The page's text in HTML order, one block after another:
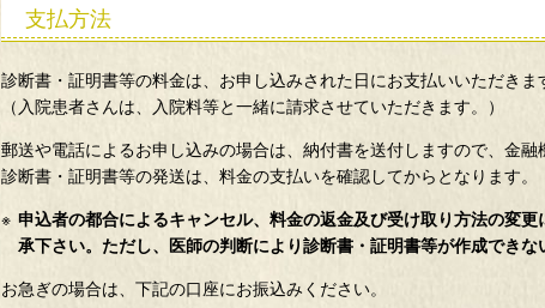
支払方法
診断書・証明書等の料金は、お申し込みされた日にお支払いいただきま
（入院患者さんは、入院料等と一緒に請求させていただきます。）
郵送や電話によるお申し込みの場合は、納付書を送付しますので、金融
診断書・証明書等の発送は、料金の支払いを確認してからとなります。
申込者の都合によるキャンセル、料金の返金及び受け取り方法の変
承下さい。ただし、医師の判断により診断書・証明書等が作成できな
お急ぎの場合は、下記の口座にお振込みください。